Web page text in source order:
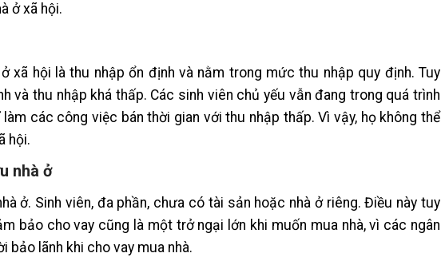
ở xã hội.
xã hội là thu nhập ổn định và nằm trong mức thu nhập quy định. Tuy
và thu nhập khá thấp. Các sinh viên chủ yếu vẫn đang trong quá trình
các công việc bán thời gian với thu nhập thấp. Vì vậy, họ không thể
hội.
nhà ở
ở. Sinh viên, đa phần, chưa có tài sản hoặc nhà ở riêng. Điều này tuy
bảo cho vay cũng là một trở ngại lớn khi muốn mua nhà, vì các ngân
lãnh khi cho vay mua nhà.